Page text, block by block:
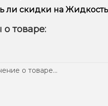
Добавьте Жидкость
Выберите удобный способ
зависит от ваших
– мощность и вкус. Наши
ли скидки на
телеграмм-канале, чтобы
товаре: